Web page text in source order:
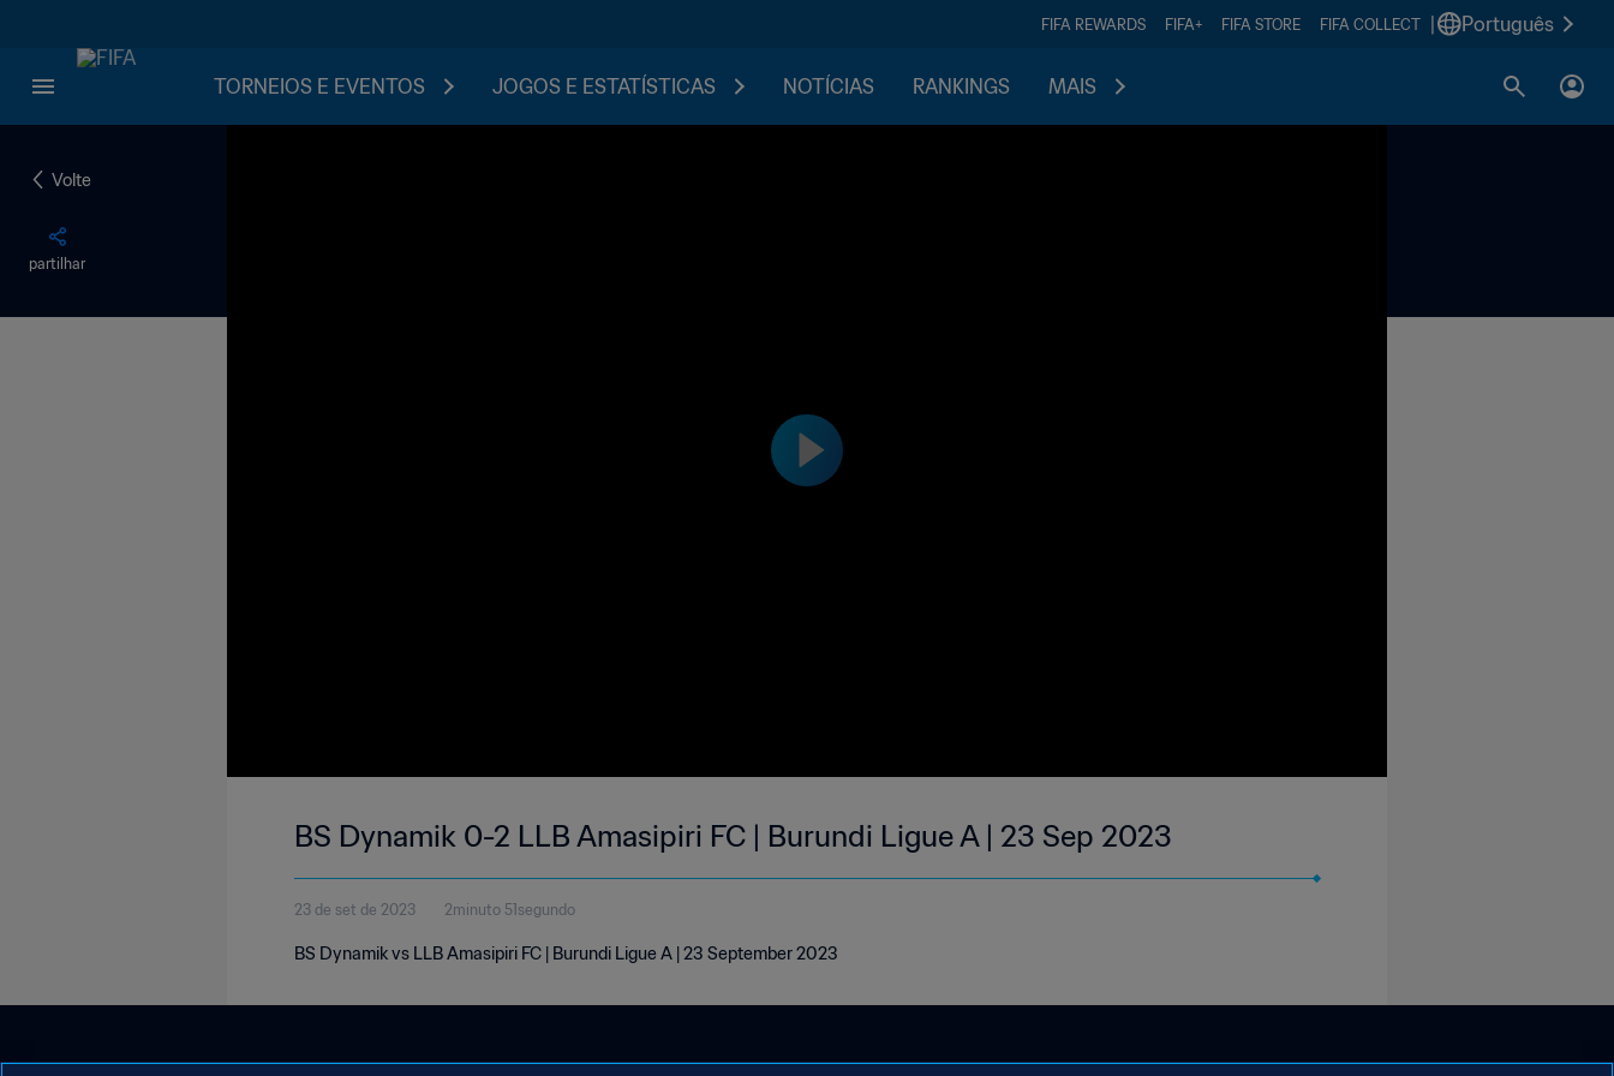
FIFA REWARDS FIFA+ FIFA STORE FIFA COLLECT Português
TORNEIOS E EVENTOS JOGOS E ESTATÍSTICAS NOTÍCIAS RANKINGS MAIS
Volte
partilhar
BS Dynamik 0-2 LLB Amasipiri FC | Burundi Ligue A | 23 Sep 2023
23 de set de 2023 2minuto 51segundo
BS Dynamik vs LLB Amasipiri FC | Burundi Ligue A | 23 September 2023